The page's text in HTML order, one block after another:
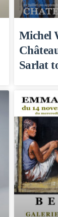
Michel
Sarlat